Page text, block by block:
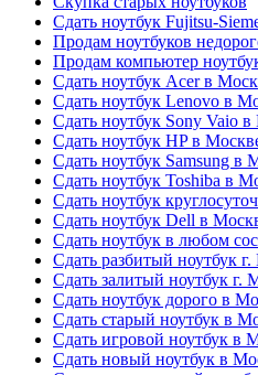
Сдать ноутбук Fujitsu-
Продам ноутбуков
Продам компьютер
Сдать ноутбук Acer в
Сдать ноутбук Lenovo в
Сдать ноутбук Sony Vaio
Сдать ноутбук HP в
Сдать ноутбук Samsung в
Сдать ноутбук Toshiba в
Сдать ноутбук
Сдать ноутбук Dell в
Сдать ноутбук в любом
Сдать разбитый ноутбук
Сдать залитый ноутбук г.
Сдать ноутбук дорого в
Сдать старый ноутбук в
Сдать игровой ноутбук в
Сдать новый ноутбук в